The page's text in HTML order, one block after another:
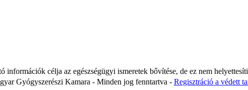
információk célja az egészségügyi ismeretek bővítése, de ez nem
Gyógyszerészi Kamara - Minden jog fenntartva - Regisztráció a védett